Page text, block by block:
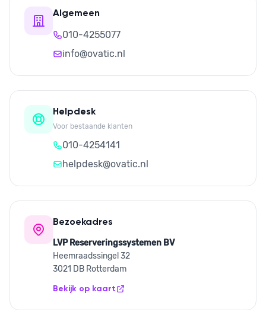
Algemeen
010-4255077
info@ovatic.nl
Helpdesk
Voor bestaande klanten
010-4254141
helpdesk@ovatic.nl
Bezoekadres
LVP Reserveringssystemen BV
Heemraadssingel 32
3021 DB Rotterdam
Bekijk op kaart